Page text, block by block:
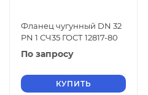
Фланец чугунный DN 32
PN 1 СЧ35 ГОСТ 12817-80
По запросу
КУПИТЬ